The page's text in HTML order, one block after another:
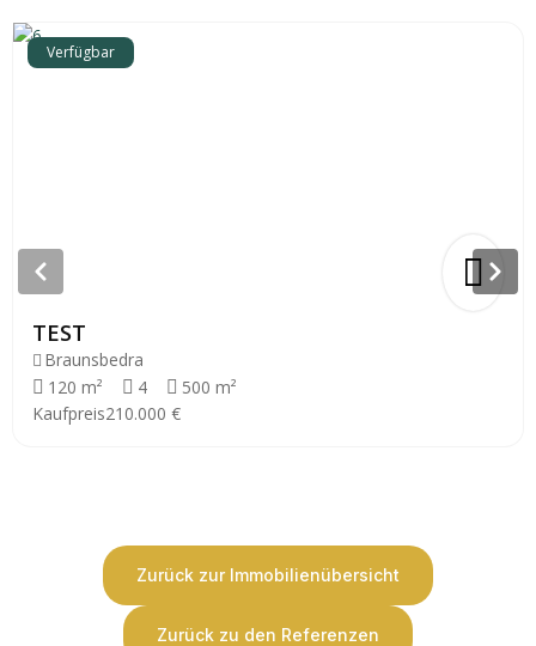
Verfügbar
TEST
Braunsbedra
120 m²
4
500 m²
Kaufpreis210.000 €
Zurück zur Immobilienübersicht
Zurück zu den Referenzen